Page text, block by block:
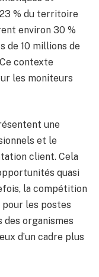
% du territoire
environ 30 %
de 10 millions de
contexte
les moniteurs
une
et le
client. Cela
quasi
la compétition
les postes
des organismes
d’un cadre plus